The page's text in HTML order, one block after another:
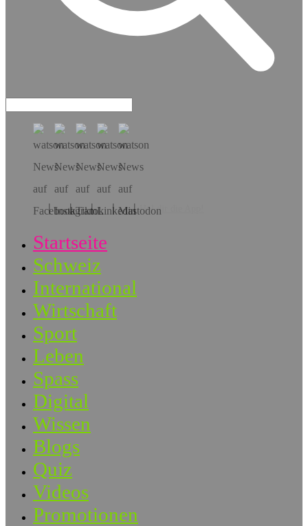
Hol dir die App!
Startseite
Schweiz
International
Wirtschaft
Sport
Leben
Spass
Digital
Wissen
Blogs
Quiz
Videos
Promotionen